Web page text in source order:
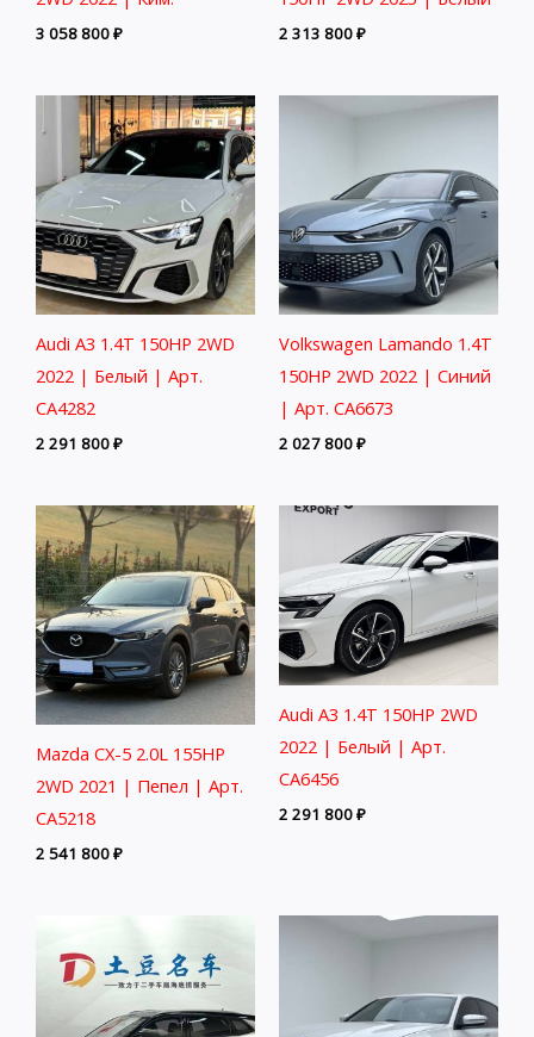
3 058 800₽ 2 313 800₽
Audi A3 1.4T 150HP 2WD
2022 | Белый | Арт.
CA4282
2 291 800₽
Volkswagen Lamando 1.4T
150HP 2WD 2022 | Синий
| Арт. CA6673
2 027 800₽
Mazda CX-5 2.0L 155HP
2WD 2021 | Пепел | Арт.
CA5218
2 541 800₽
Audi A3 1.4T 150HP 2WD
2022 | Белый | Арт.
CA6456
2 291 800₽